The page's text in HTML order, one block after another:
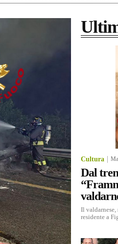
Cultura
Dal
Il valdarnese,
residente a